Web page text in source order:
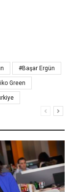
#Başar Ergün
Green